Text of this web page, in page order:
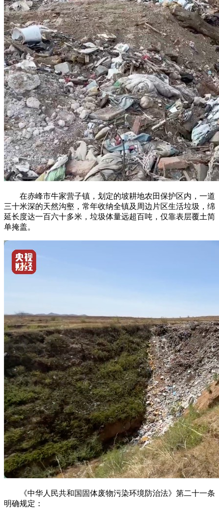
在赤峰市牛家营子镇，划定的坡耕地农田保护区内，一道
三十米深的天然沟壑，常年收纳全镇及周边片区生活垃圾，绵
延长度达一百六十多米，垃圾体量远超百吨，仅靠表层覆土简
单掩盖。
《中华人民共和国固体废物污染环境防治法》第二十一条
明确规定：